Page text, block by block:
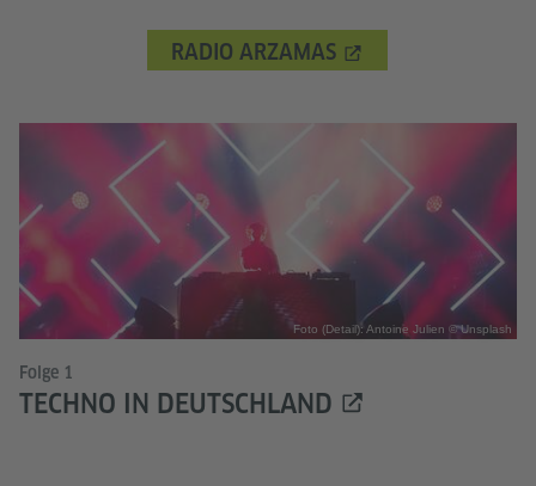
RADIO ARZAMAS
Foto (Detail): Antoine Julien © Unsplash
Folge 1
TECHNO IN DEUTSCHLAND